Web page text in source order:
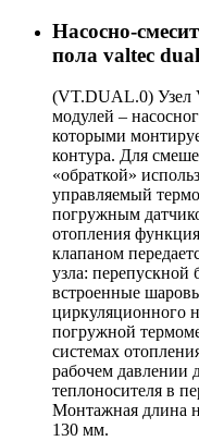
Насосно-
пола valtec
(VT.DUAL.0) Узел
модулей –
которыми
контура. Для
«обраткой»
управляемый
погружным
отопления
клапаном
узла: перепускной
встроенные
циркуляционного
погружной
системах
рабочем давлении
теплоносителя в
Монтажная длина
130 мм.